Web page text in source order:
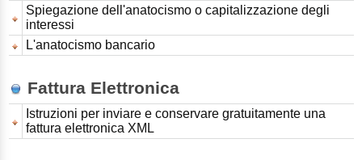
Spiegazione dell'anatocismo o capitalizzazione degli
interessi
L'anatocismo bancario
Fattura Elettronica
Istruzioni per inviare e conservare gratuitamente una
fattura elettronica XML